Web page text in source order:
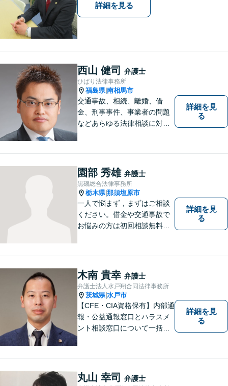
詳細を見る
西山 健司 弁護士
ひばり法律事務所
福島県|南相馬市
交通事故、相続、離婚、借
金、刑事事件、事業者の問題
などあらゆる法律相談に対応
守ることが第一です。 お困り
ごとがありましたら、まずは
ご相談ください。
詳細を見
る
園部 秀雄 弁護士
黒磯総合法律事務所
栃木県|那須塩原市
一人で悩まず，まずはご相談
ください。借金や交通事故で
お悩みの方は初回相談無料で
詳細を見
る
木南 貴幸 弁護士
弁護士法人水戸翔合同法律事務所
茨城県|水戸市
【CFE・CIA資格保有】内部通
報・公益通報窓口とハラスメ
ント相談窓口について一括対
詳細を見
る
丸山 幸司 弁護士